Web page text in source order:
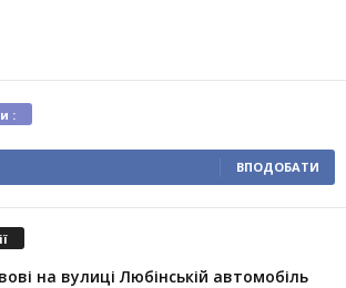
:
ВПОДОБАТИ
на вулиці Любінській автомобіль